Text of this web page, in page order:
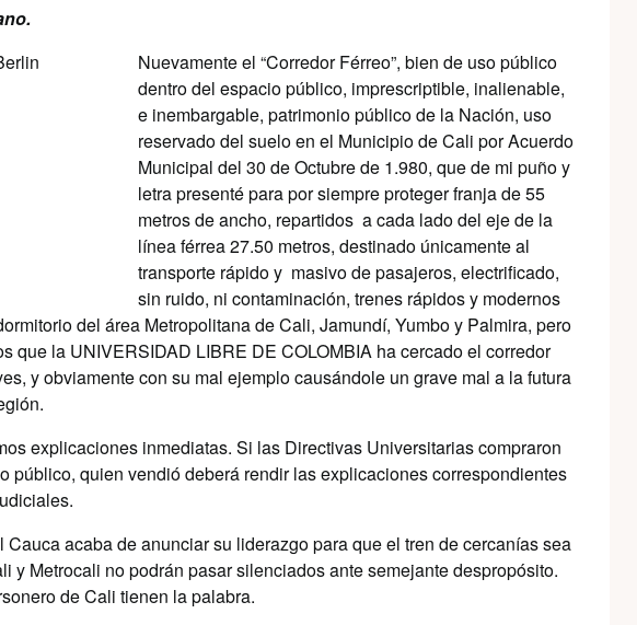
Nuevamente el “Corredor Férreo”, bien de uso público
dentro del espacio público, imprescriptible, inalienable,
e inembargable, patrimonio público de la Nación, uso
reservado del suelo en el Municipio de Cali por Acuerdo
Municipal del 30 de Octubre de 1.980, que de mi puño y
letra presenté para por siempre proteger franja de 55
metros de ancho, repartidos a cada lado del eje de la
línea férrea 27.50 metros, destinado únicamente al
transporte rápido y masivo de pasajeros, electrificado,
sin ruido, ni contaminación, trenes rápidos y modernos
del área Metropolitana de Cali, Jamundí, Yumbo y Palmira, pero
que la UNIVERSIDAD LIBRE DE COLOMBIA ha cercado el corredor
y obviamente con su mal ejemplo causándole un grave mal a la futura
explicaciones inmediatas. Si las Directivas Universitarias compraron
público, quien vendió deberá rendir las explicaciones correspondientes
acaba de anunciar su liderazgo para que el tren de cercanías sea
y Metrocali no podrán pasar silenciados ante semejante despropósito.
de Cali tienen la palabra.